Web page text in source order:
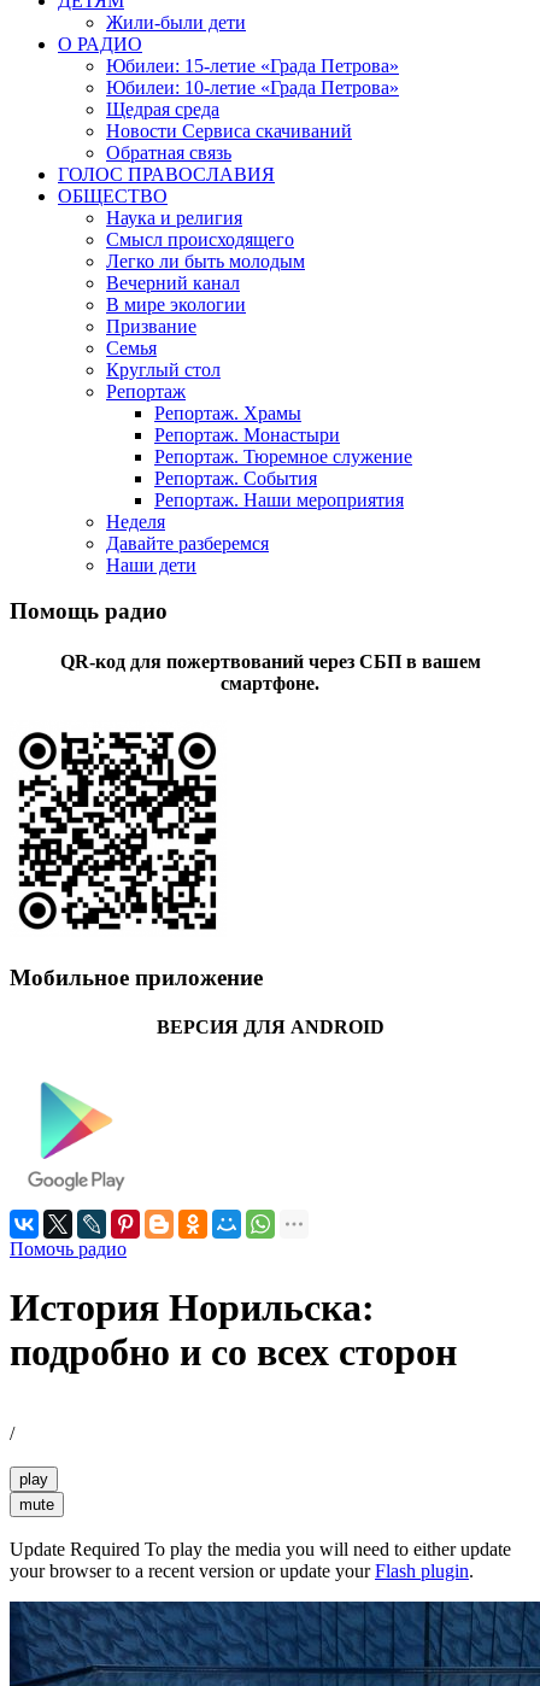
Жили-были дети
О РАДИО
Юбилеи: 15-летие «Града Петрова»
Юбилеи: 10-летие «Града Петрова»
Щедрая среда
Новости Сервиса скачиваний
Обратная связь
ГОЛОС ПРАВОСЛАВИЯ
ОБЩЕСТВО
Наука и религия
Смысл происходящего
Легко ли быть молодым
Вечерний канал
В мире экологии
Призвание
Семья
Круглый стол
Репортаж
Репортаж. Храмы
Репортаж. Монастыри
Репортаж. Тюремное служение
Репортаж. События
Репортаж. Наши мероприятия
Неделя
Давайте разберемся
Наши дети
Помощь радио
QR-код для пожертвований через СБП в вашем
смартфоне.
Мобильное приложение
ВЕРСИЯ ДЛЯ ANDROID
Помочь радио
История Норильска:
подробно и со всех сторон
/
play
mute
Update Required To play the media you will need to either update
your browser to a recent version or update yourFlash plugin.